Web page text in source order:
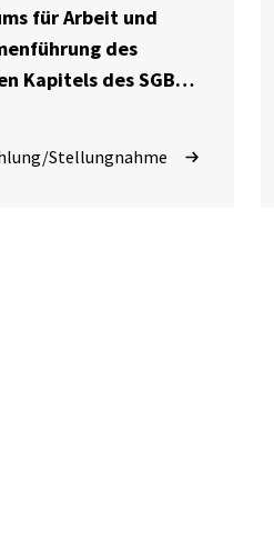
für Arbeit und
des
Kapitels des SGB
Stellungnahme